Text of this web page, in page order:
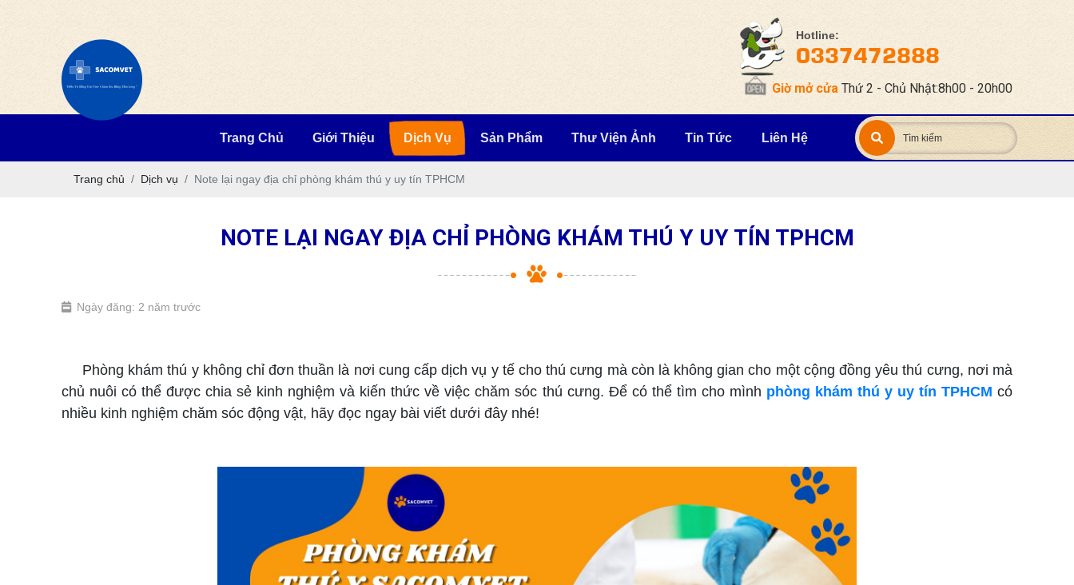
Hotline:
0337472888
Giờ mở cửa Thứ 2 - Chủ Nhật:8h00 - 20h00
Trang Chủ Giới Thiệu Dịch Vụ Sản Phẩm Thư Viện Ảnh Tin Tức Liên Hệ
Trang chủ Dịch vụ Note lại ngay địa chỉ phòng khám thú y uy tín TPHCM
NOTE LẠI NGAY ĐỊA CHỈ PHÒNG KHÁM THÚ Y UY TÍN TPHCM
Ngày đăng: 2 năm trước
Phòng khám thú y không chỉ đơn thuần là nơi cung cấp dịch vụ y tế cho thú cưng mà còn là không gian cho một cộng đồng yêu thú cưng, nơi mà
chủ nuôi có thể được chia sẻ kinh nghiệm và kiến thức về việc chăm sóc thú cưng. Để có thể tìm cho mình phòng khám thú y uy tín TPHCM có
nhiều kinh nghiệm chăm sóc động vật, hãy đọc ngay bài viết dưới đây nhé!